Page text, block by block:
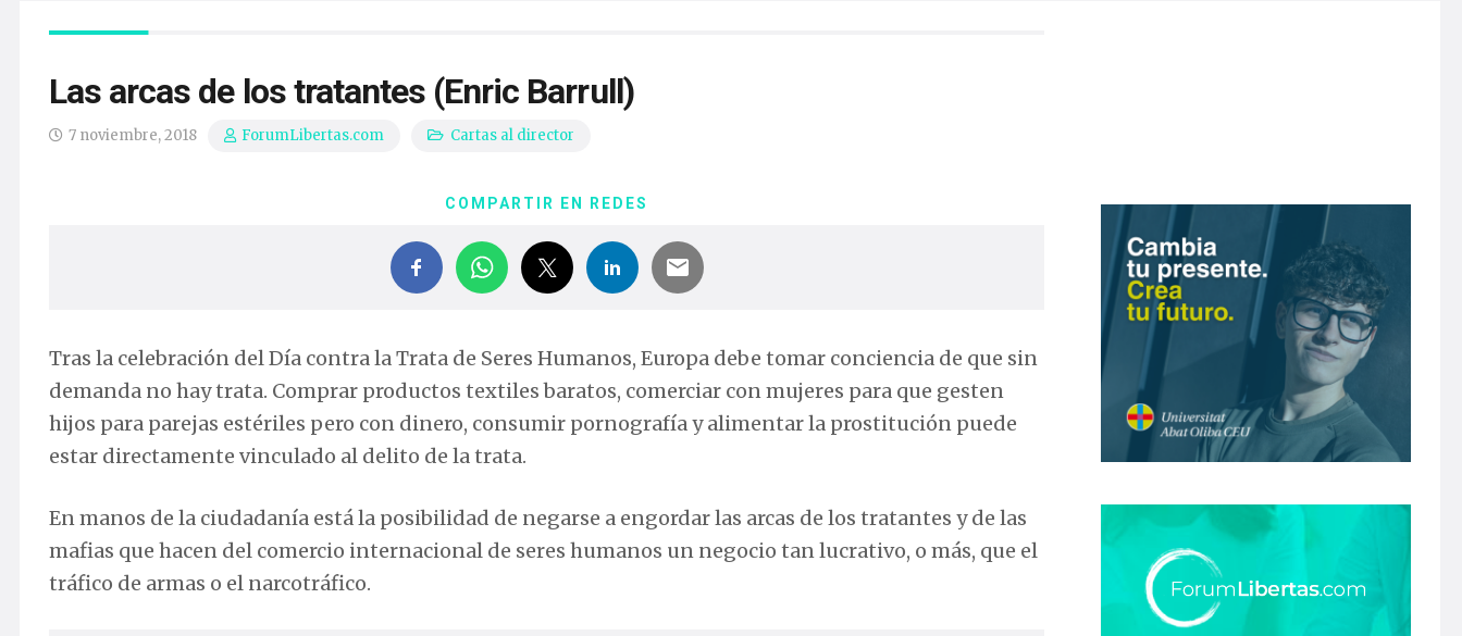
Las arcas de los tratantes (Enric Barrull)
7 noviembre, 2018 ForumLibertas.com Cartas al director
COMPARTIR EN REDES
Tras la celebración del Día contra la Trata de Seres Humanos, Europa debe tomar conciencia de que sin
demanda no hay trata. Comprar productos textiles baratos, comerciar con mujeres para que gesten
hijos para parejas estériles pero con dinero, consumir pornografía y alimentar la prostitución puede
estar directamente vinculado al delito de la trata.
En manos de la ciudadanía está la posibilidad de negarse a engordar las arcas de los tratantes y de las
mafias que hacen del comercio internacional de seres humanos un negocio tan lucrativo, o más, que el
tráfico de armas o el narcotráfico.